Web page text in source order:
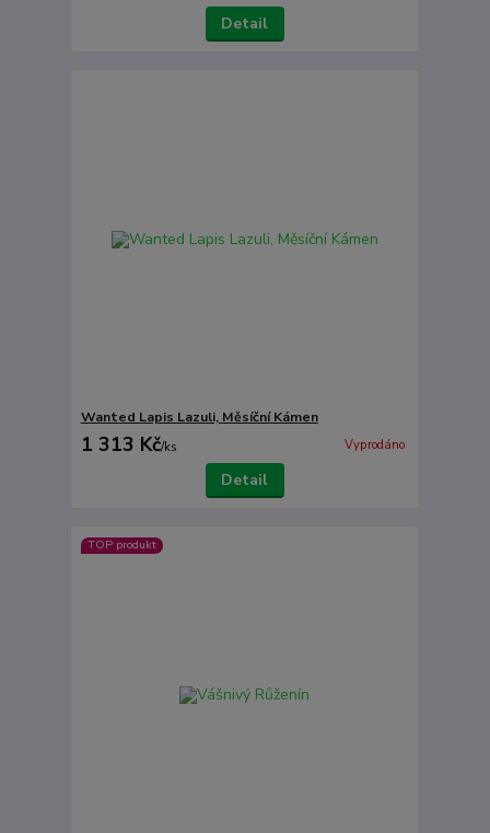
Detail
Wanted Lapis Lazuli, Měsíční Kámen
1 313 Kč/ks Vyprodáno
Detail
TOP produkt